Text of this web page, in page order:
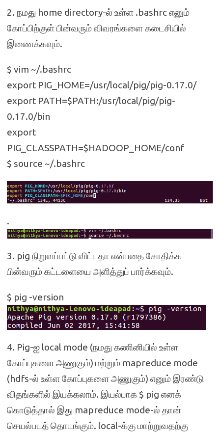
2. நமது home directory-ல் உள்ள .bashrc எனும்
கோப்பிற்குள் பின்வரும் விவரங்களை கடைசியில்
இணைக்கவும்.
$ vim ~/.bashrc
export PIG_HOME=/usr/local/pig/pig-0.17.0/
export PATH=$PATH:/usr/local/pig/pig-
0.17.0/bin
export
PIG_CLASSPATH=$HADOOP_HOME/conf
$ source ~/.bashrc
.
3. pig நிறுவப்பட்டு விட்டதா என்பதை சோதிக்க
பின்வரும் கட்டளையை அளித்துப் பார்க்கவும்.
$ pig -version
4. Pig-ஐ local mode (நமது கணினியில் உள்ள
கோப்புகளை அணுகும்) மற்றும் mapreduce mode
(hdfs-ல் உள்ள கோப்புகளை அணுகும்) எனும் இரண்டு
விதங்களில் இயக்கலாம். இயல்பாக $ pig எனக்
கொடுத்தால் இது mapreduce mode-ல் தான்
செயல்படத் தொடங்கும். local-க்கு மாற்றுவதற்கு